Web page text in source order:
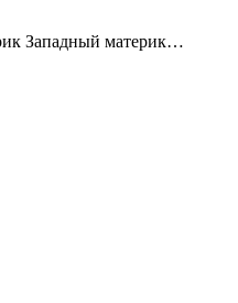
Западный материк…